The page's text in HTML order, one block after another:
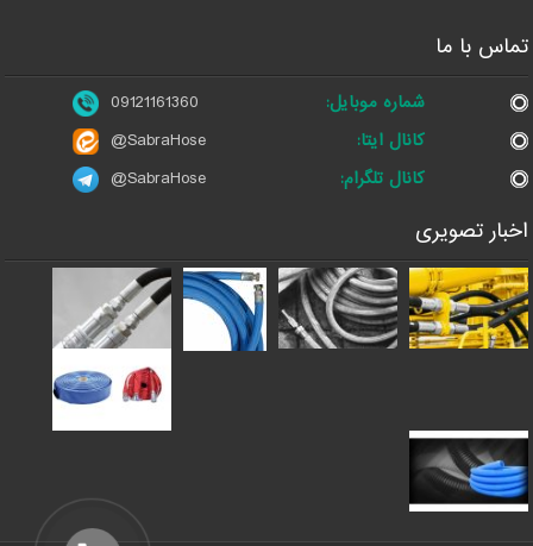
تماس با ما
شماره موبایل:
09121161360
کانال ایتا:
@SabraHose
کانال تلگرام:
@SabraHose
اخبار تصویری